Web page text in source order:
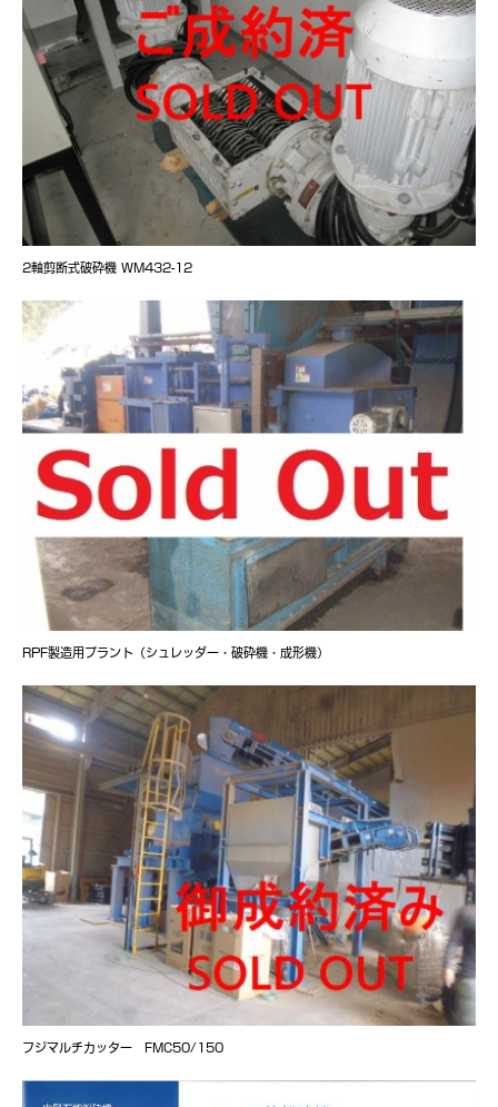
2軸剪断式破砕機 WM432-12
RPF製造用プラント（シュレッダー・破砕機・成形機）
フジマルチカッター FMC50/150